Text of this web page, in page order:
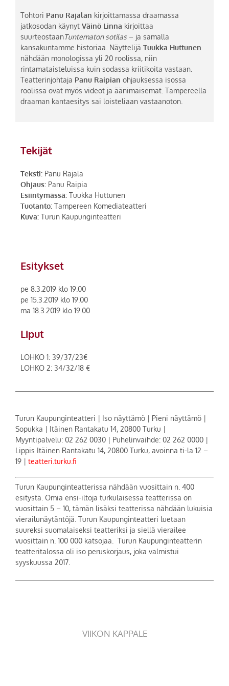
Tohtori Panu Rajalan kirjoittamassa draamassa
jatkosodan käynyt Väinö Linna kirjoittaa
suurteostaanTuntematon sotilas – ja samalla
kansakuntamme historiaa. Näyttelijä Tuukka Huttunen
nähdään monologissa yli 20 roolissa, niin
rintamataisteluissa kuin sodassa kriitikoita vastaan.
Teatterinjohtaja Panu Raipian ohjauksessa isossa
roolissa ovat myös videot ja äänimaisemat. Tampereella
draaman kantaesitys sai loisteliaan vastaanoton.
Tekijät
Teksti: Panu Rajala
Ohjaus: Panu Raipia
Esiintymässä: Tuukka Huttunen
Tuotanto: Tampereen Komediateatteri
Kuva: Turun Kaupunginteatteri
Esitykset
pe 8.3.2019 klo 19.00
pe 15.3.2019 klo 19.00
ma 18.3.2019 klo 19.00
Liput
LOHKO 1: 39/37/23€
LOHKO 2: 34/32/18 €
Turun Kaupunginteatteri | Iso näyttämö | Pieni näyttämö |
Sopukka | Itäinen Rantakatu 14, 20800 Turku |
Myyntipalvelu: 02 262 0030 | Puhelinvaihde: 02 262 0000 |
Lippis Itäinen Rantakatu 14, 20800 Turku, avoinna ti-la 12 –
19 | teatteri.turku.fi
Turun Kaupunginteatterissa nähdään vuosittain n. 400
esitystä. Omia ensi-iltoja turkulaisessa teatterissa on
vuosittain 5 – 10, tämän lisäksi teatterissa nähdään lukuisia
vierailunäytäntöjä. Turun Kaupunginteatteri luetaan
suureksi suomalaiseksi teatteriksi ja siellä vierailee
vuosittain n. 100 000 katsojaa. Turun Kaupunginteatterin
teatteritalossa oli iso peruskorjaus, joka valmistui
syyskuussa 2017.
VIIKON KAPPALE